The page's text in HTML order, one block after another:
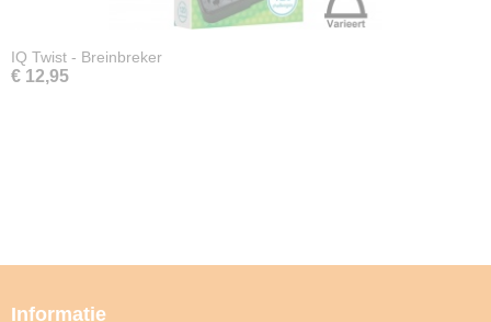
IQ Twist - Breinbreker
€ 12,95
Informatie